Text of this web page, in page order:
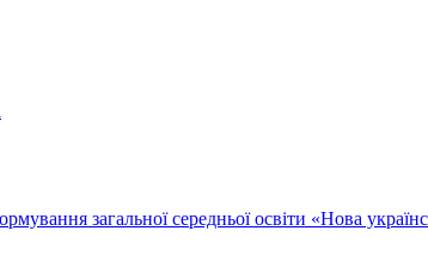
загальної середньої освіти «Нова